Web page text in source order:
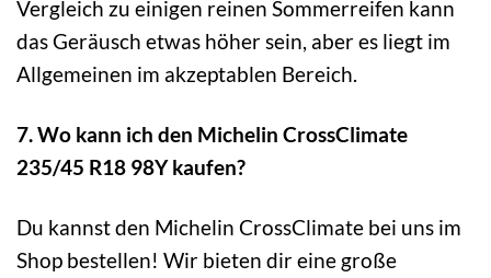
Vergleich zu einigen reinen Sommerreifen kann
das Geräusch etwas höher sein, aber es liegt im
Allgemeinen im akzeptablen Bereich.
7. Wo kann ich den Michelin CrossClimate
235/45 R18 98Y kaufen?
Du kannst den Michelin CrossClimate bei uns im
Shop bestellen! Wir bieten dir eine große